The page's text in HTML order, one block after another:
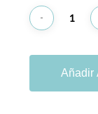
Añadir